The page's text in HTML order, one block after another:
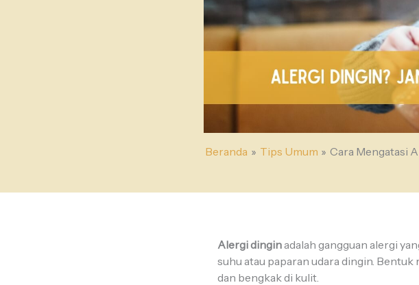
Beranda Tips Umum Cara Mengatasi
Alergi dingin adalah gangguan alergi
suhu atau paparan udara dingin.
dan bengkak di kulit.